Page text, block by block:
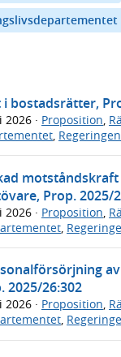
bostadsrätter,
2026 · Proposition,
, Regeringen
Prop. 2025/
2026 · Proposition
2025/26:302
2026 · Proposition,
,